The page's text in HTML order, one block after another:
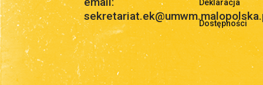
Deklaracja
Dostępności